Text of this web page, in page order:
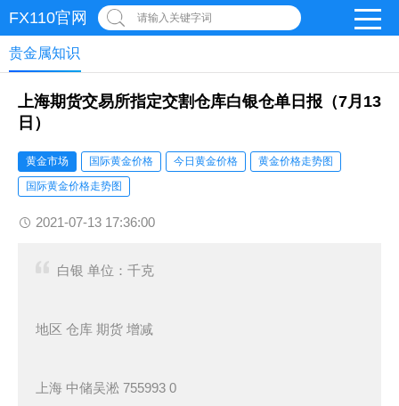
FX110官网 请输入关键字词
贵金属知识
上海期货交易所指定交割仓库白银仓单日报（7月13
日）
黄金市场 国际黄金价格 今日黄金价格
黄金价格走势图
国际黄金价格走势图
2021-07-13 17:36:00
白银 单位：千克
地区 仓库 期货 增减
上海 中储吴淞 755993 0